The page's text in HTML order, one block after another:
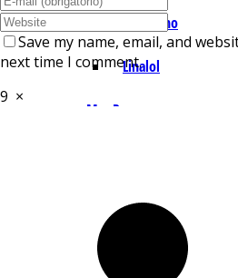
Limoneno
Linalol
M – P
Mirceno
Save my name, email, and
next time I comment.
9 ×